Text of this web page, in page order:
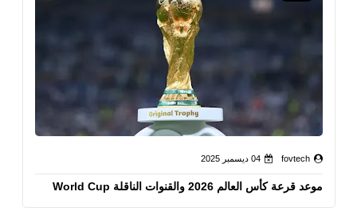
fovtech 04 ديسمبر 2025
موعد قرعة كأس العالم 2026 والقنوات الناقلة World Cup